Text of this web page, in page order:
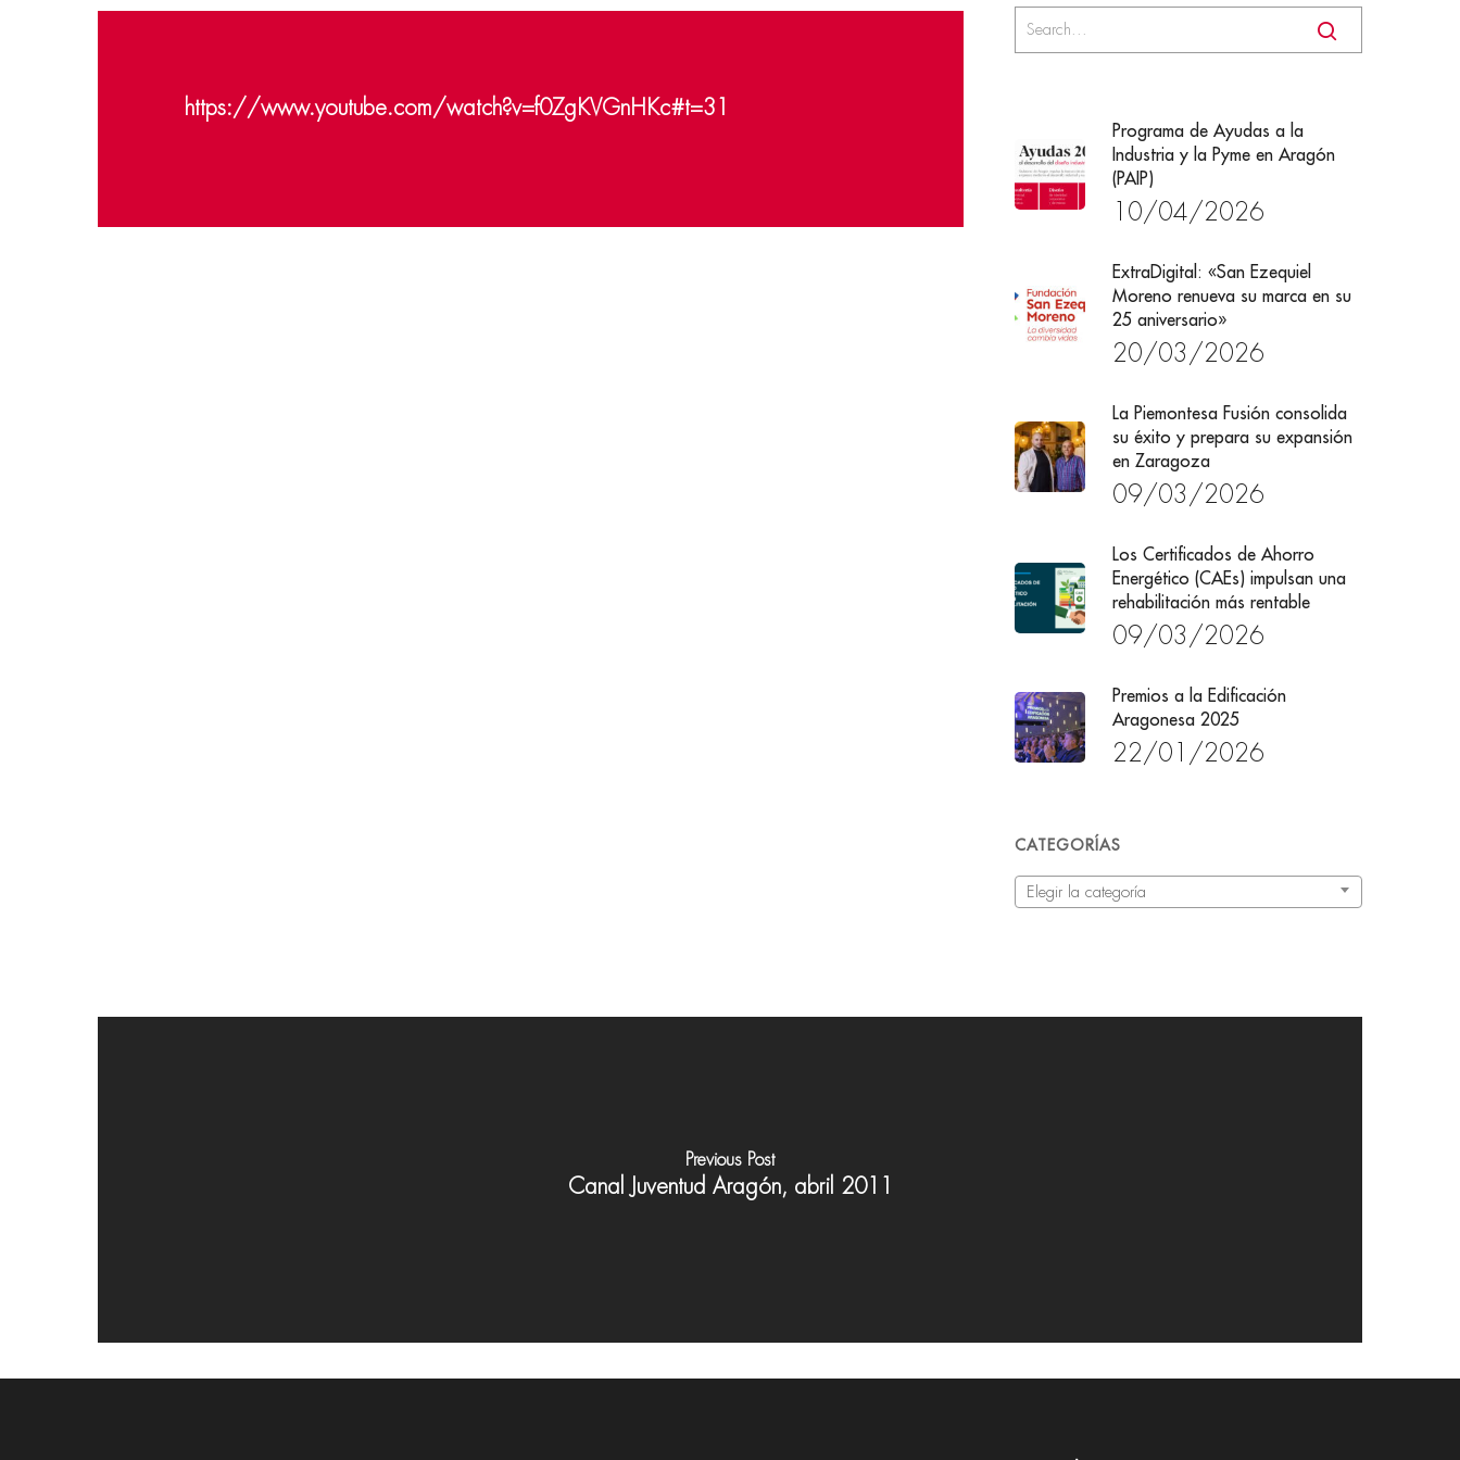
https://www.youtube.com/watch?v=f0ZgKVGnHKc#t=31
Programa de Ayudas a la
Industria y la Pyme en Aragón
(PAIP)
10/04/2026
ExtraDigital: «San Ezequiel
Moreno renueva su marca en su
25 aniversario»
20/03/2026
La Piemontesa Fusión consolida
su éxito y prepara su expansión
en Zaragoza
09/03/2026
Los Certificados de Ahorro
Energético (CAEs) impulsan una
rehabilitación más rentable
09/03/2026
Premios a la Edificación
Aragonesa 2025
22/01/2026
CATEGORÍAS
Categorías
Elegir la categoría
Previous Post
Canal Juventud Aragón, abril 2011